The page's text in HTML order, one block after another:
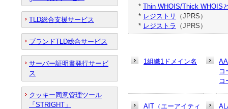
* Thin WHOIS/Thick WHOIS
* レジストリ
（JPRS）
* レジストラ （JPRS）
1組織1ドメイン名
コ
コ
AIT（エーアイティ
TLD総合支援サービス
ブランドTLD総合サービス
サーバー証明書発行サービ
ス
クッキー同意管理ツール
「STRIGHT」